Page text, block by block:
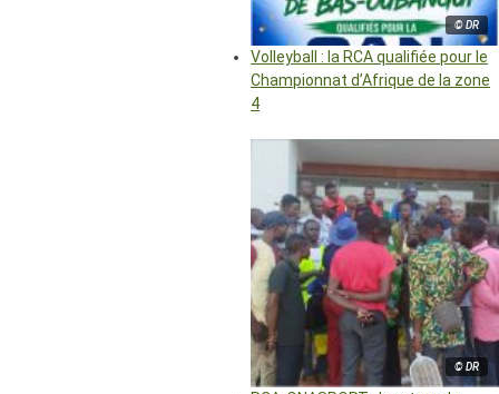
© DR
Volleyball : la RCA qualifiée pour le
Championnat d’Afrique de la zone
4
© DR